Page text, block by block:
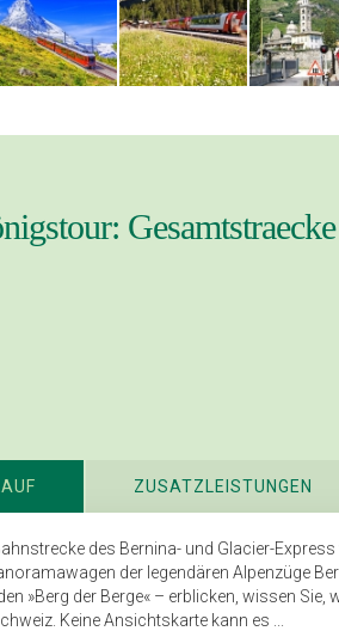
ZUSATZLEISTUNGEN
des Bernina- und Glacier-
der legendären Alpenzüge
»Berg der Berge« – erblicken, wissen
Keine Ansichtskarte kann es ...